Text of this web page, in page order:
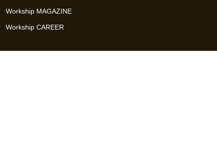
Workship MAGAZINE
Workship CAREER